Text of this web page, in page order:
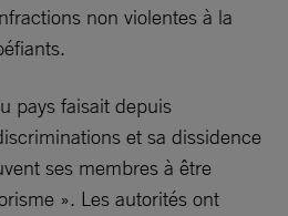
non violentes à la
pays faisait depuis
et sa dissidence
ses membres à être
». Les autorités ont